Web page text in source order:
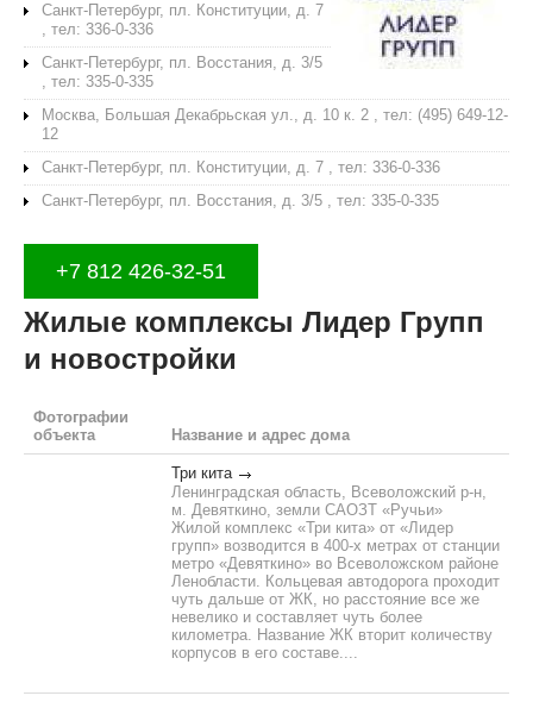
Санкт-Петербург, пл. Конституции, д. 7
, тел: 336-0-336
Санкт-Петербург, пл. Восстания, д. 3/5
, тел: 335-0-335
Москва, Большая Декабрьская ул., д. 10 к. 2 , тел: (495) 649-12-
12
Санкт-Петербург, пл. Конституции, д. 7 , тел: 336-0-336
Санкт-Петербург, пл. Восстания, д. 3/5 , тел: 335-0-335
+7 812 426-32-51
Жилые комплексы Лидер Групп
и новостройки
Фотографии
объекта
Название и адрес дома
Три кита
Ленинградская область, Всеволожский р-н,
м. Девяткино, земли САОЗТ «Ручьи»
Жилой комплекс «Три кита» от «Лидер
групп» возводится в 400-х метрах от станции
метро «Девяткино» во Всеволожском районе
Ленобласти. Кольцевая автодорога проходит
чуть дальше от ЖК, но расстояние все же
невелико и составляет чуть более
километра. Название ЖК вторит количеству
корпусов в его составе....